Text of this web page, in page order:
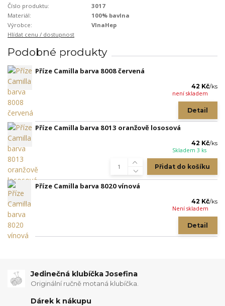
Číslo produktu:
3017
Materiál:
100% bavlna
Výrobce:
VlnaHep
Hlídat cenu / dostupnost
Podobné produkty
Příze Camilla barva 8008 červená
42 Kč/ks
není skladem
Detail
Příze Camilla barva 8013 oranžově lososová
42 Kč/ks
Skladem 3 ks
Přidat do košíku
Příze Camilla barva 8020 vínová
42 Kč/ks
Není skladem
Detail
Jedinečná klubíčka Josefina
Originální ručně motaná klubíčka.
Dárek k nákupu